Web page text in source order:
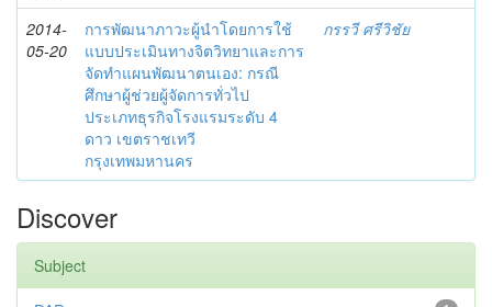
2014-
05-20
การพัฒนาภาวะผู้นำโดยการใช้
แบบประเมินทางจิตวิทยาและการ
จัดทำแผนพัฒนาตนเอง: กรณี
ศึกษาผู้ช่วยผู้จัดการทั่วไป
ประเภทธุรกิจโรงแรมระดับ 4
ดาว เขตราชเทวี
กรุงเทพมหานคร
กรรวี ศรีวิชัย
Discover
Subject